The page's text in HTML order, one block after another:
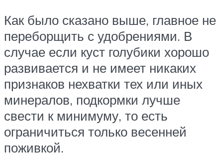
Как было сказано выше, главное не
переборщить с удобрениями. В
случае если куст голубики хорошо
развивается и не имеет никаких
признаков нехватки тех или иных
минералов, подкормки лучше
свести к минимуму, то есть
ограничиться только весенней
поживкой.